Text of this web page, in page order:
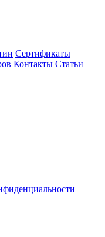
Сертификаты
Контакты Статьи